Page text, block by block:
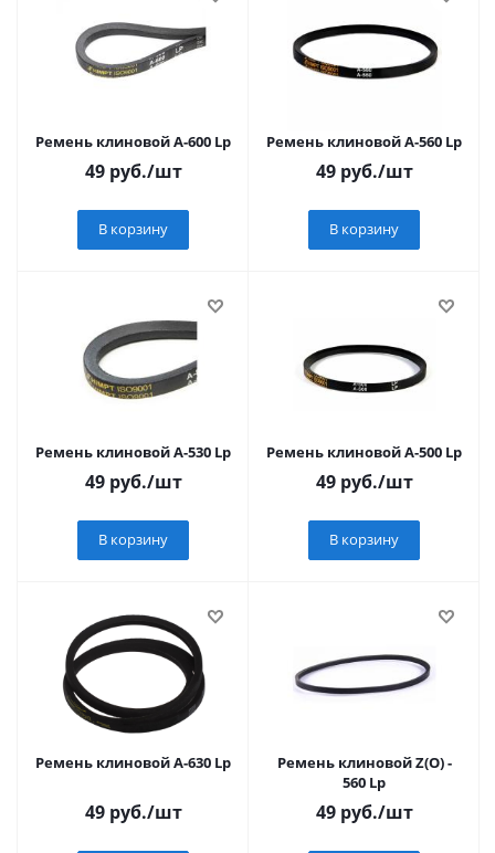
Ремень клиновой А-600 Lp
49руб./шт
В корзину
Ремень клиновой А-560 Lp
49руб./шт
В корзину
Ремень клиновой А-530 Lp
49руб./шт
В корзину
Ремень клиновой А-500 Lp
49руб./шт
В корзину
Ремень клиновой А-630 Lp
49руб./шт
Ремень клиновой Z(О) -
560 Lp
49руб./шт